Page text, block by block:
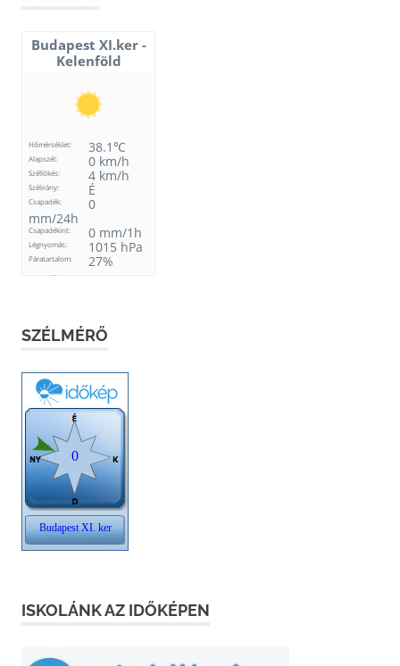
SZÉLMÉRŐ
ISKOLÁNK AZ IDŐKÉPEN